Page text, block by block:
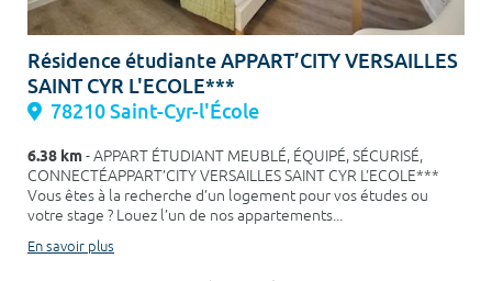
Chercher
Résidence étudiante APPART’CITY VERSAILLES
SAINT CYR L'ECOLE***
78210 Saint-Cyr-l'École
6.38 km- APPART ÉTUDIANT MEUBLÉ, ÉQUIPÉ, SÉCURISÉ,
CONNECTÉAPPART’CITY VERSAILLES SAINT CYR L'ECOLE***
Vous êtes à la recherche d’un logement pour vos études ou
votre stage ? Louez l’un de nos appartements...
En savoir plus